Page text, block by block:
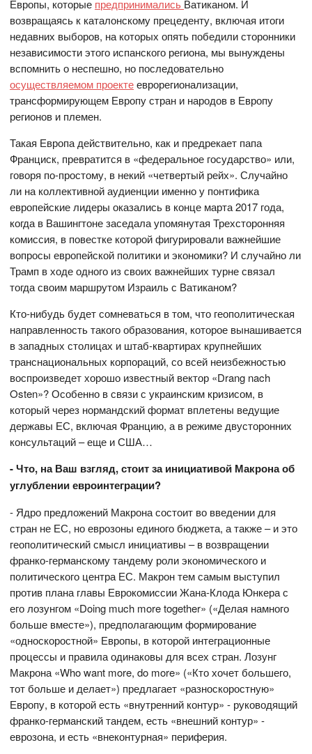
Европы, которые предпринимались Ватиканом. И
возвращаясь к каталонскому прецеденту, включая итоги
недавних выборов, на которых опять победили сторонники
независимости этого испанского региона, мы вынуждены
вспомнить о неспешно, но последовательно
осуществляемом проектееврорегионализации,
трансформирующем Европу стран и народов в Европу
регионов и племен.
Такая Европа действительно, как и предрекает папа
Франциск, превратится в «федеральное государство» или,
говоря по-простому, в некий «четвертый рейх». Случайно
ли на коллективной аудиенции именно у понтифика
европейские лидеры оказались в конце марта 2017 года,
когда в Вашингтоне заседала упомянутая Трехсторонняя
комиссия, в повестке которой фигурировали важнейшие
вопросы европейской политики и экономики? И случайно ли
Трамп в ходе одного из своих важнейших турне связал
тогда своим маршрутом Израиль с Ватиканом?
Кто-нибудь будет сомневаться в том, что геополитическая
направленность такого образования, которое вынашивается
в западных столицах и штаб-квартирах крупнейших
транснациональных корпораций, со всей неизбежностью
воспроизведет хорошо известный вектор «Drang nach
Osten»? Особенно в связи с украинским кризисом, в
который через нормандский формат вплетены ведущие
державы ЕС, включая Францию, а в режиме двусторонних
консультаций – еще и США…
- Что, на Ваш взгляд, стоит за инициативой Макрона об
углублении евроинтеграции?
- Ядро предложений Макрона состоит во введении для
стран не ЕС, но еврозоны единого бюджета, а также – и это
геополитический смысл инициативы – в возвращении
франко-германскому тандему роли экономического и
политического центра ЕС. Макрон тем самым выступил
против плана главы Еврокомиссии Жана-Клода Юнкера с
его лозунгом «Doing much more together» («Делая намного
больше вместе»), предполагающим формирование
«односкоростной» Европы, в которой интеграционные
процессы и правила одинаковы для всех стран. Лозунг
Макрона «Who want more, do more» («Кто хочет большего,
тот больше и делает») предлагает «разноскоростную»
Европу, в которой есть «внутренний контур» - руководящий
франко-германский тандем, есть «внешний контур» -
еврозона, и есть «внеконтурная» периферия.